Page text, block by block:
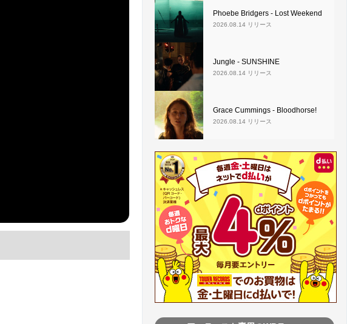
Phoebe Bridgers - Lost Weekend
2026.08.14 リリース
Jungle - SUNSHINE
2026.08.14 リリース
Grace Cummings - Bloodhorse!
2026.08.14 リリース